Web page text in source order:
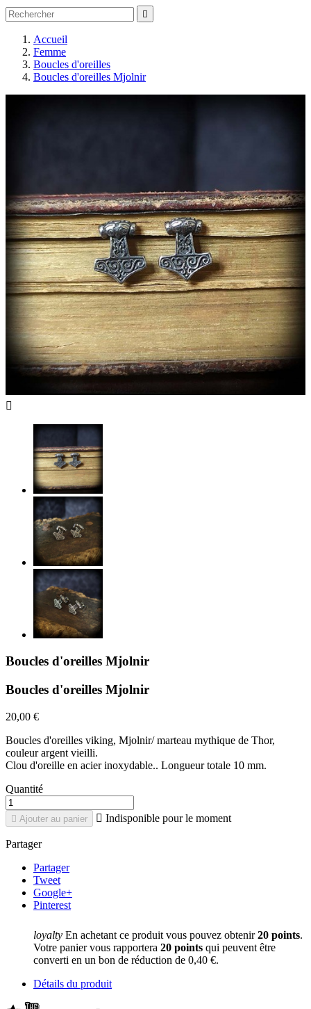

Accueil
Femme
Boucles d'oreilles
Boucles d'oreilles Mjolnir

Boucles d'oreilles Mjolnir
Boucles d'oreilles Mjolnir
20,00 €
Boucles d'oreilles viking, Mjolnir/ marteau mythique de Thor,
couleur argent vieilli.
Clou d'oreille en acier inoxydable.. Longueur totale 10 mm.
Quantité
 Ajouter au panier  Indisponible pour le moment
Partager
Partager
Tweet
Google+
Pinterest
loyalty En achetant ce produit vous pouvez obtenir20 points.
Votre panier vous rapportera 20 points qui peuvent être
converti en un bon de réduction de 0,40 €.
Détails du produit